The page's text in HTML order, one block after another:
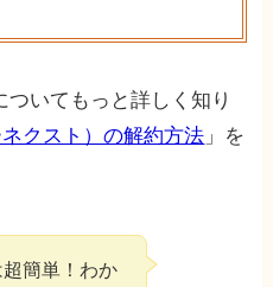
いてもっと詳しく知り
クスト）の解約方法 」を
簡単！わか